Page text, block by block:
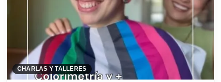
CHARLAS Y TALLERES